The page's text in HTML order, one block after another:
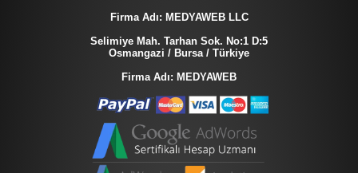
Firma Adı: MEDYAWEB LLC
Selimiye Mah. Tarhan Sok. No:1 D:5
Osmangazi / Bursa / Türkiye
Firma Adı: MEDYAWEB